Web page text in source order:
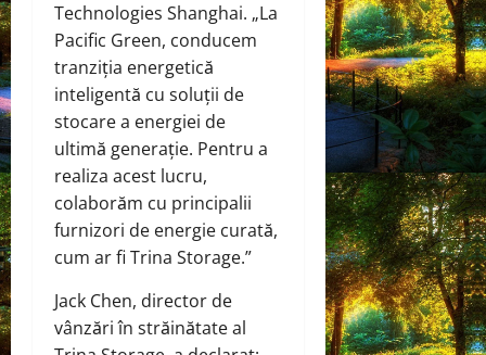
Technologies Shanghai. „La
Pacific Green, conducem
tranziția energetică
inteligentă cu soluții de
stocare a energiei de
ultimă generație. Pentru a
realiza acest lucru,
colaborăm cu principalii
furnizori de energie curată,
cum ar fi Trina Storage.”
Jack Chen, director de
vânzări în străinătate al